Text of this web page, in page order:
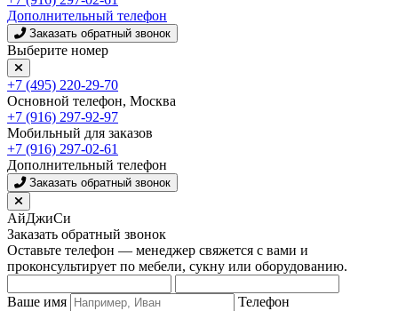
Дополнительный телефон
Заказать обратный звонок
Выберите номер
+7 (495) 220-29-70
Основной телефон, Москва
+7 (916) 297-92-97
Мобильный для заказов
+7 (916) 297-02-61
Дополнительный телефон
Заказать обратный звонок
АйДжиСи
Заказать обратный звонок
Оставьте телефон — менеджер свяжется с вами и
проконсультирует по мебели, сукну или оборудованию.
Ваше имя
Телефон